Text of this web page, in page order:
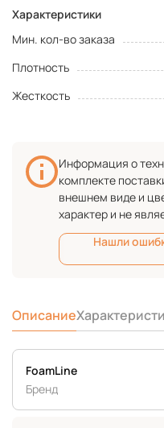
Характеристики
Мин. кол-во заказа
Плотность
Жесткость
Информация о
комплекте
внешнем виде и
характер и не
Нашли
Описание
FoamLine
Бренд